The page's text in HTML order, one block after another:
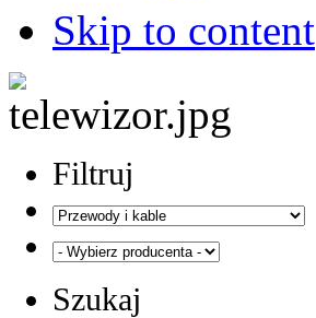
Skip to content
Filtruj
Szukaj